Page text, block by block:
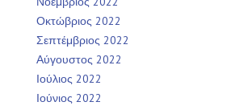
Οκτώβριος 2022
Σεπτέμβριος 2022
Αύγουστος 2022
Ιούλιος 2022
Ιούνιος 2022